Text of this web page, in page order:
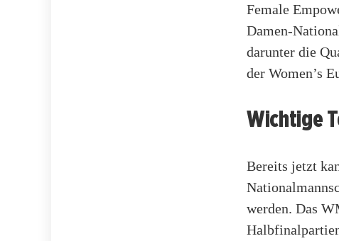
Female
Damen-
darunter die
der Women’s
Wichtige
Bereits jetzt
werden. Das